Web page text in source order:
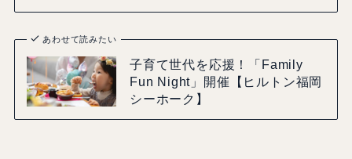
あわせて読みたい
子育て世代を応援！「Family
Fun Night」開催【ヒルトン福岡
シーホーク】